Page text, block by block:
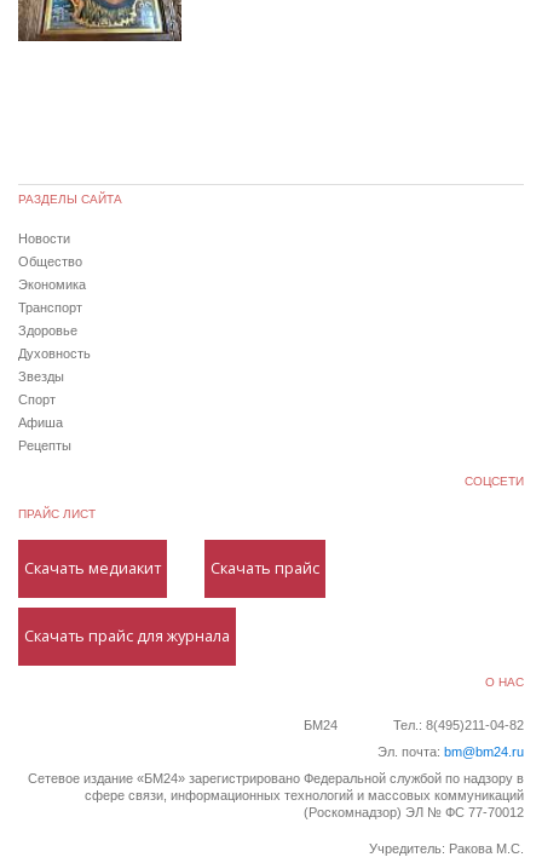
РАЗДЕЛЫ САЙТА
Новости
Общество
Экономика
Транспорт
Здоровье
Духовность
Звезды
Спорт
Афиша
Рецепты
СОЦСЕТИ
ПРАЙС ЛИСТ
Скачать медиакит Скачать прайс
Скачать прайс для журнала
О НАС
БМ24
Тел.: 8(495)211-04-82
Эл. почта: bm@bm24.ru
Сетевое издание «БМ24» зарегистрировано Федеральной службой по надзору в
сфере связи, информационных технологий и массовых коммуникаций
(Роскомнадзор) ЭЛ № ФС 77-70012
Учредитель: Ракова М.С.